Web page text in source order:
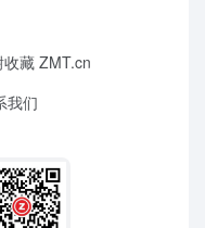
藏 ZMT.cn
我们